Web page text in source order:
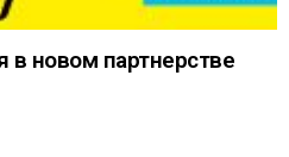
новом партнерстве